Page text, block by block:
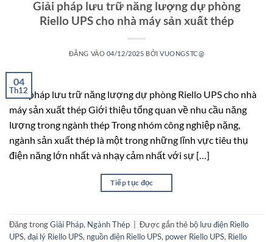
Giải pháp lưu trữ năng lượng dự phòng
Riello UPS cho nhà máy sản xuất thép
ĐĂNG VÀO 04/12/2025 BỞIVUONGSTC@
04
Th12
Giải pháp lưu trữ năng lượng dự phòng Riello UPS cho nhà
máy sản xuất thép Giới thiệu tổng quan về nhu cầu năng
lượng trong ngành thép Trong nhóm công nghiệp nặng,
ngành sản xuất thép là một trong những lĩnh vực tiêu thụ
điện năng lớn nhất và nhạy cảm nhất với sự […]
Tiếp tục đọc
Đăng trongGiải Pháp, Ngành Thép Được gắn thẻ bộ lưu điện Riello
UPS, đại lý Riello UPS, nguồn điện Riello UPS, power Riello UPS, Riello